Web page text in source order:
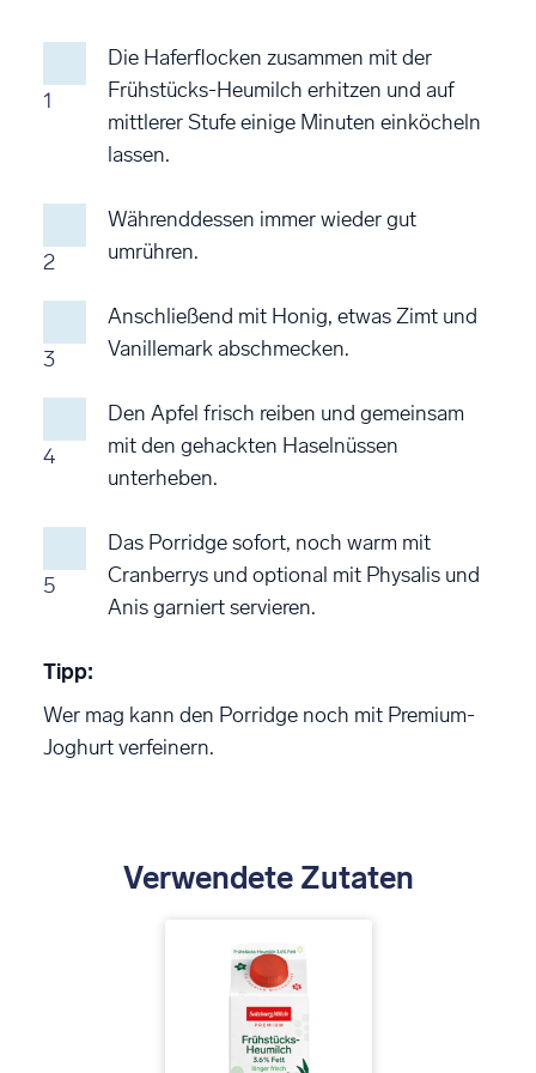
1
Die Haferflocken zusammen mit der
Frühstücks-Heumilch erhitzen und auf
mittlerer Stufe einige Minuten einköcheln
lassen.
2
Währenddessen immer wieder gut
umrühren.
3
Anschließend mit Honig, etwas Zimt und
Vanillemark abschmecken.
4
Den Apfel frisch reiben und gemeinsam
mit den gehackten Haselnüssen
unterheben.
5
Das Porridge sofort, noch warm mit
Cranberrys und optional mit Physalis und
Anis garniert servieren.
Tipp:
Wer mag kann den Porridge noch mit Premium-
Joghurt verfeinern.
Verwendete Zutaten